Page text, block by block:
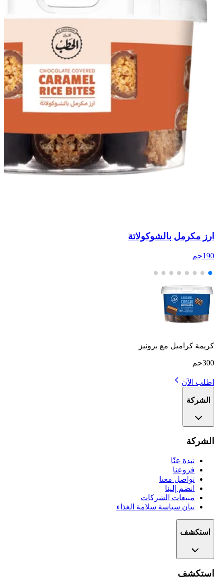
ارز مكرمل بالشوكولاتة
190جم
كريمة كراميل مع برونيز
300جم
اطلب الآن
الشركة
الشركة
نبذة عنّا
فروعنا
تواصل معنا
انضم إلينا
مبيعات الشركات
بيان سياسة سلامة الغذاء
استكشف
استكشف